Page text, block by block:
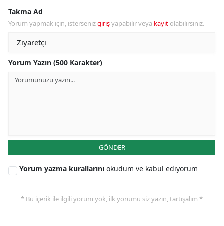
Takma Ad
Yorum yapmak için, istersenizgirişyapabilir veya kayıt olabilirsiniz.
Yorum Yazın (500 Karakter)
GÖNDER
Yorum yazma kurallarını okudum ve kabul ediyorum
* Bu içerik ile ilgili yorum yok, ilk yorumu siz yazın, tartışalım *